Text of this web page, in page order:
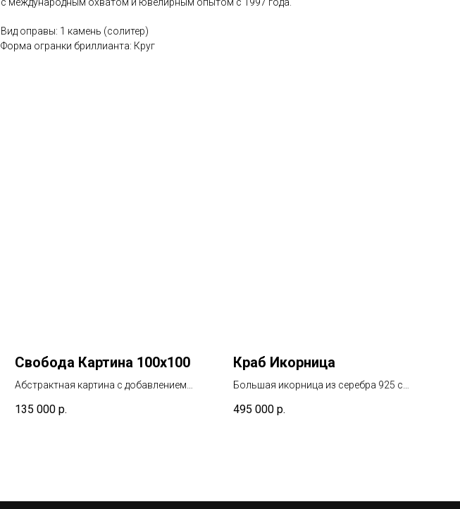
с международным охватом и ювелирным опытом с 1997 года.
Вид оправы: 1 камень (солитер)
Форма огранки бриллианта: Круг
Свобода Картина 100x100
Абстрактная картина с добавлением
135 000 р.
Краб Икорница
Большая икорница из серебра 925 с
жемчугом
495 000 р.